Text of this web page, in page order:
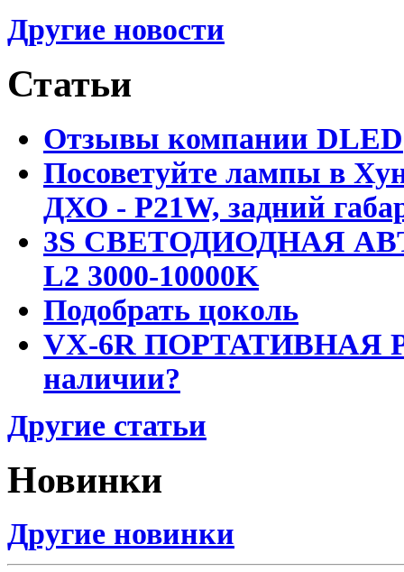
Другие новости
Статьи
Отзывы компании DLED
Посоветуйте лампы в
ДХО - P21W, задний
3S СВЕТОДИОДНАЯ
L2 3000-10000K
Подобрать цоколь
VX-6R ПОРТАТИВНАЯ
наличии?
Другие статьи
Новинки
Другие новинки